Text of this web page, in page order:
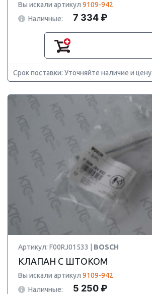
Вы искали артикул 9109-942
Наличные:
7 334 ₽
Срок поставки: Уточняйте наличие и цену
Артикул: F00RJ01533 | BOSCH
КЛАПАН С ШТОКОМ
Вы искали артикул 9109-942
Наличные:
5 250 ₽